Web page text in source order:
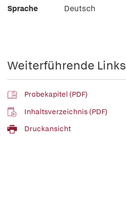
Sprache
Deutsch
Weiterführende Links
Probekapitel (PDF)
Inhaltsverzeichnis (PDF)
Druckansicht